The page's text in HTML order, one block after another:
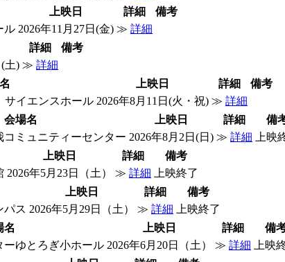
上映日 詳細
備考
ル 2026年11月27日(金) ≫ 詳細
詳細
備考
土) ≫ 詳細
上映日 詳細
備考
イエンスホール 2026年8月11日(火・祝) ≫ 詳細
会場名 上映日 詳細
備
ミュニティーセンター 2026年8月2日(日) ≫ 詳細
上映
上映日 詳細
備考
2026年5月23日（土） ≫ 詳細
上映終了
上映日 詳細
備考
パス 2026年5月29日（土） ≫ 詳細
上映終了
名 上映日 詳細
備
ーゆとろぎ小ホール 2026年6月20日（土） ≫ 詳細
上映